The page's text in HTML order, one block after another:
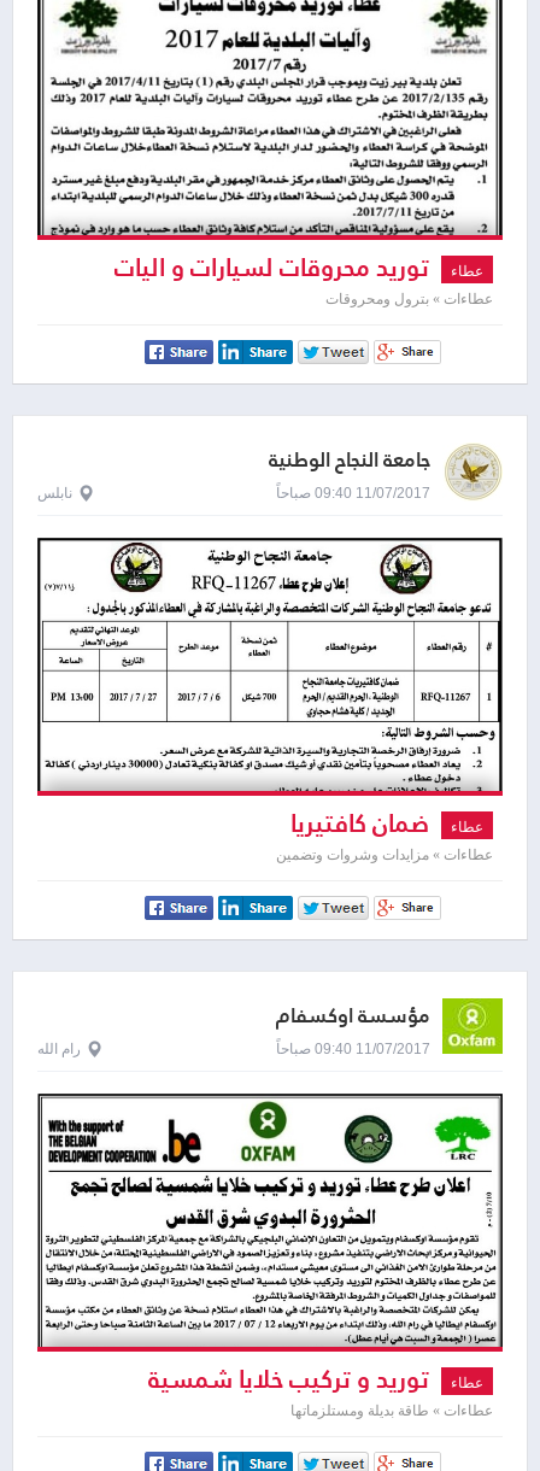
عطاء توريد محروقات لسيارات و اليات
عطاءات » بترول ومحروقات
جامعة النجاح الوطنية
11/07/2017 09:40 صباحاً نابلس
عطاء ضمان كافتيريا
عطاءات » مزايدات وشروات وتضمين
مؤسسة اوكسفام
11/07/2017 09:40 صباحاً رام الله
عطاء توريد و تركيب خلايا شمسية
عطاءات » طاقة بديلة ومستلزماتها